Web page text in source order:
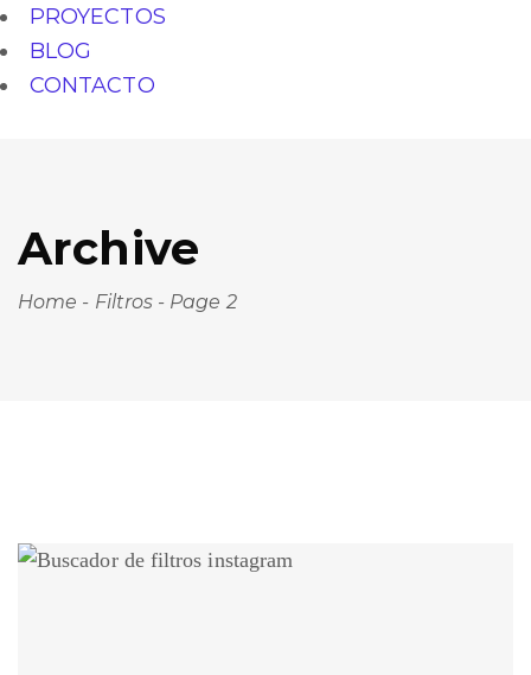
PROYECTOS
BLOG
CONTACTO
Archive
Home - Filtros - Page 2